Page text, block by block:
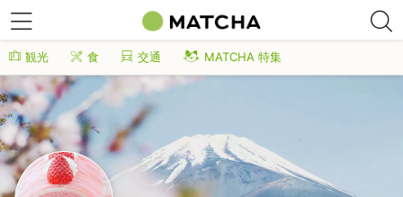
観光 食 交通 MATCHA 特集